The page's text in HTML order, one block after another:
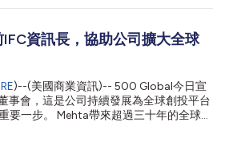
需的實力。 加入500 Global之前，Nadia
後一份職務是業務開發主任，負責產品創
發展。她在TPG Rise Climate打造Global
擔任要角。Global South Initiative是一款
大規模機構資本投資新興市場的氣候解決
，Nadia在頂級全球律師事務所Kirkland &
將貢獻她獨到的多方技能給50...
資訊長，協助公司擴大全球
)--(美國商業資訊)-- 500 Global今日宣
事會，這是公司持續發展為全球創投平台
要一步。 Mehta帶來超過三十年的全球投